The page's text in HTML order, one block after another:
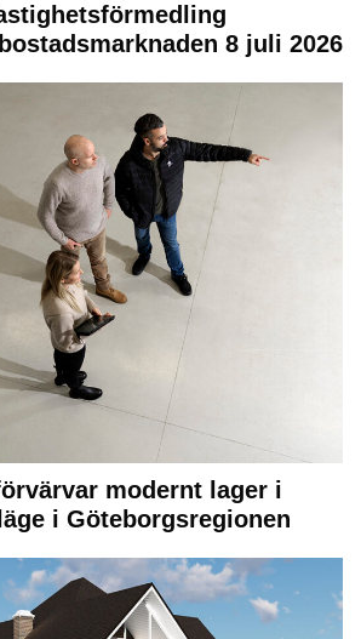
8 juli 2026
modernt lager i
i Göteborgsregionen